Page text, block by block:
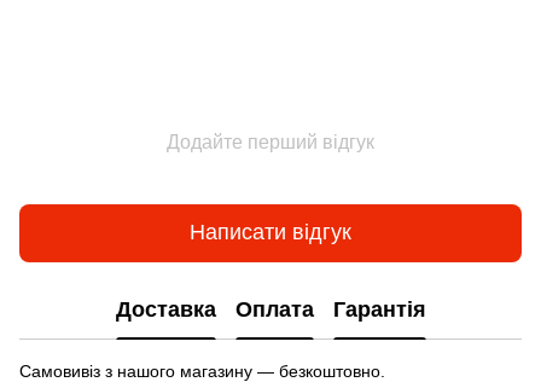
Додайте перший відгук
Написати відгук
Доставка Оплата Гарантія
Самовивіз з нашого магазину — безкоштовно.